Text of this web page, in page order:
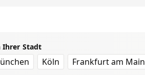
Ihrer Stadt
Köln Frankfurt am Main